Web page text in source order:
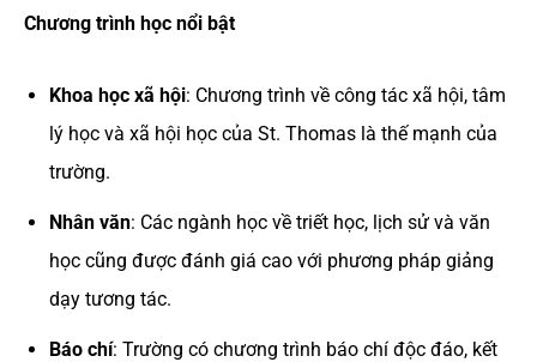
Chương trình học nổi bật
Khoa học xã hội: Chương trình về công tác xã hội, tâm
lý học và xã hội học của St. Thomas là thế mạnh của
trường.
Nhân văn: Các ngành học về triết học, lịch sử và văn
học cũng được đánh giá cao với phương pháp giảng
dạy tương tác.
Báo chí: Trường có chương trình báo chí độc đáo, kết